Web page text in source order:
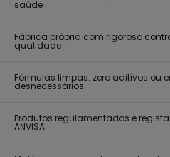
saúde
Fábrica própria com rigoroso
qualidade
Fórmulas limpas: zero aditivos ou
desnecessários
Produtos regulamentados e
ANVISA